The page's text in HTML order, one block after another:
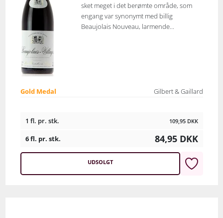
sket meget i det berømte område, som
engang var synonymt med billig
Beaujolais Nouveau, larmende...
Gold Medal Gilbert & Gaillard
1 fl. pr. stk. 109,95 DKK
6 fl. pr. stk. 84,95 DKK
UDSOLGT